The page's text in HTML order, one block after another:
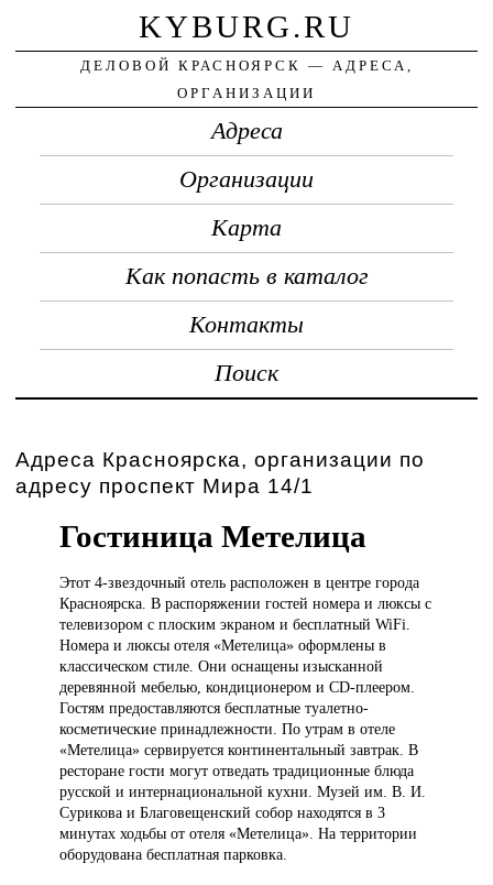
KYBURG.RU
ДЕЛОВОЙ КРАСНОЯРСК — АДРЕСА,
ОРГАНИЗАЦИИ
Адреса
Организации
Карта
Как попасть в каталог
Контакты
Поиск
Адреса Красноярска, организации по
адресу проспект Мира 14/1
Гостиница Метелица
Этот 4-звездочныйотель расположен в центре города
Красноярска. В распоряжении гостей номера и люксы с
телевизором с плоским экраном и бесплатный WiFi.
Номера и люксы отеля «Метелица» оформлены в
классическом стиле. Они оснащены изысканной
деревянной мебелью, кондиционером и CD-плеером.
Гостям предоставляются бесплатные туалетно-
косметические принадлежности. По утрам в отеле
«Метелица» сервируется континентальный завтрак. В
ресторане гости могут отведать традиционные блюда
русской и интернациональной кухни. Музей им. В. И.
Сурикова и Благовещенский собор находятся в 3
минутах ходьбы от отеля «Метелица». На территории
оборудована бесплатная парковка.